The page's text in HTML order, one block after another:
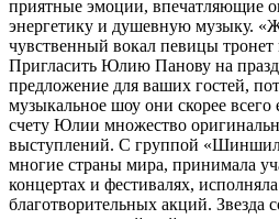
приятные эмоции, впечатляющие
энергетику и душевную музыку.
чувственный вокал певицы тронет
Пригласить Юлию Панову на
предложение для ваших гостей,
музыкальное шоу они скорее
счету Юлии множество
выступлений. С группой
многие страны мира, принимала
концертах и фестивалях,
благотворительных акций. Звезда